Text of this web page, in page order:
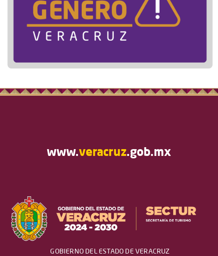
www.veracruz.gob.mx
GOBIERNO DEL ESTADO DE VERACRUZ